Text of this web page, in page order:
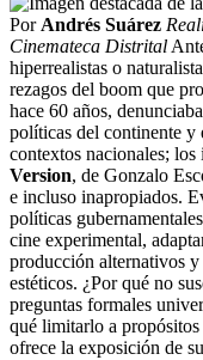
Por Andrés Suárez
Cinemateca Distrital
hiperrealistas o
rezagos del boom que
hace 60 años,
políticas del continente y
contextos nacionales; los
Version, de Gonzalo
e incluso inapropiados.
políticas
cine experimental,
producción alternativos
estéticos. ¿Por qué no
preguntas formales
qué limitarlo a
ofrece la exposición de